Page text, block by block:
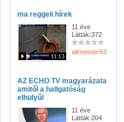
ma reggeli hírek
11:13
11 éve
Látták:372
altmeister63
AZ ECHO TV magyarázata
amitől a hallgatóság
elhülyűl
11 éve
Látták:204